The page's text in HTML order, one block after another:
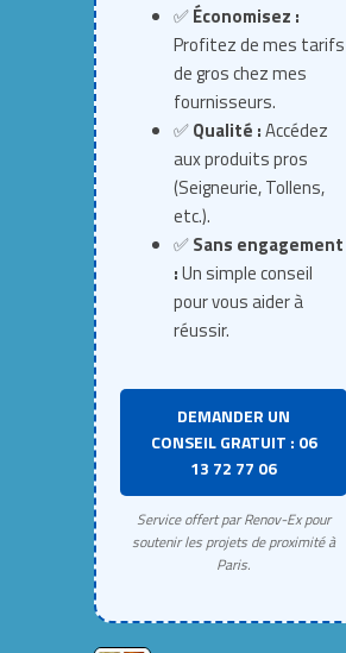
✅Économisez :
Profitez de mes tarifs
de gros chez mes
fournisseurs.
✅Qualité :Accédez
aux produits pros
(Seigneurie, Tollens,
etc.).
✅Sans engagement
:Un simple conseil
pour vous aider à
réussir.
DEMANDER UN
CONSEIL GRATUIT : 06
13 72 77 06
Service offert par Renov-Ex pour
soutenir les projets de proximité à
Paris.